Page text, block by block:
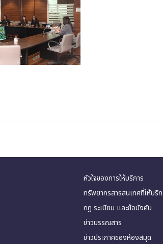
หัวใจของการให้บริการ
ทรัพยากรสารสนเทศที่ให้บริ
กฎ ระเบียบ และข้อบังคับ
ข่าวบรรณสาร
ข่าวประกาศของห้องสมุด